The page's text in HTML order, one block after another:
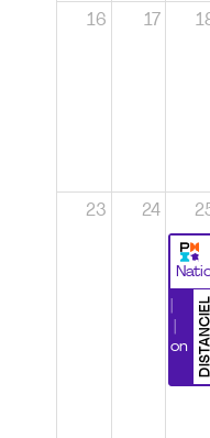
16 17
23 24
DISTANCIEL
Certification